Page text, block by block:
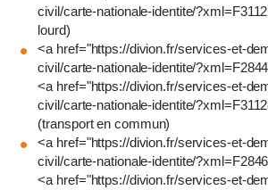
civil/carte-nationale-identite/
lourd)
<a href="https://divion.fr/services-et-
civil/carte-nationale-identite/
<a href="https://divion.fr/services-et-
civil/carte-nationale-identite/
(transport en commun)
<a href="https://divion.fr/services-et-
civil/carte-nationale-identite/
<a href="https://divion.fr/services-et-